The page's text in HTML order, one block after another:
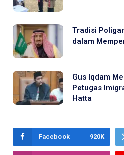
Tradisi
dalam
Gus Iqdam
Petugas
Hatta
Facebook 920K